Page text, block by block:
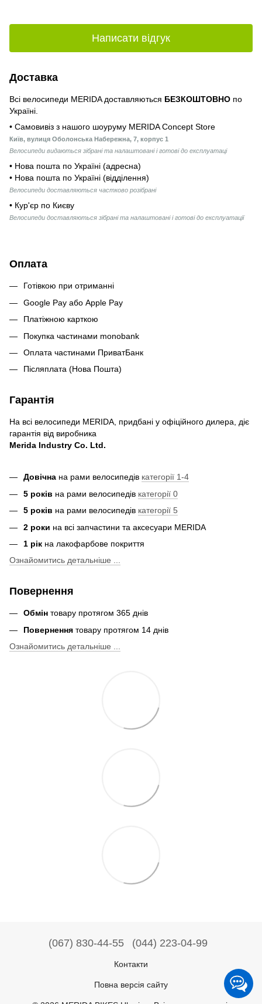
Написати відгук
Доставка
Всі велосипеди MERIDA доставляються БЕЗКОШТОВНО по
Україні.
• Самовивіз з нашого шоуруму MERIDA Concept Store
Київ, вулиця Оболонська Набережна, 7, корпус 1
Велосипеди видаються зібрані та налаштовані і готові до експлуатаці
• Нова пошта по Україні (адресна)
• Нова пошта по Україні (відділення)
Велосипеди доставляються частково розібрані
• Кур'єр по Києву
Велосипеди доставляються зібрані та налаштовані і готові до експлуатації
Оплата
Готівкою при отриманні
Google Pay або Apple Pay
Платіжною карткою
Покупка частинами monobank
Оплата частинами ПриватБанк
Післяплата (Нова Пошта)
Гарантія
На всі велосипеди MERIDA, придбані у офіційного дилера, діє
гарантія від виробника
Merida Industry Co. Ltd.
Довічна на рами велосипедів категорії 1-4
5 років на рами велосипедів категорії 0
5 років на рами велосипедів категорії 5
2 роки на всі запчастини та аксесуари MERIDA
1 рік на лакофарбове покриття
Ознайомитись детальніше ...
Повернення
Обмін товару протягом 365 днів
Повернення товару протягом 14 днів
Ознайомитись детальніше ...
(067) 830-44-55 (044) 223-04-99
Контакти
Повна версія сайту